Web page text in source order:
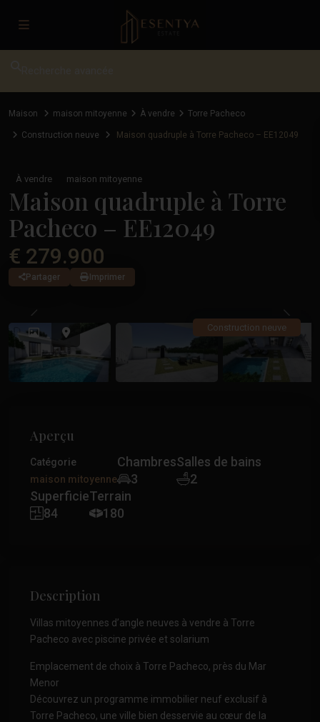
Maison maison mitoyenne À vendre Torre Pacheco
Construction neuve Maison quadruple à Torre Pacheco – EE12049
À vendre maison mitoyenne
Maison quadruple à Torre
Pacheco – EE12049
€ 279.900
Partager Imprimer
Construction neuve
Précédent
Aperçu
Catégorie
maison mitoyenne
Chambres
3
Salles de bains
2
Superficie
84
Terrain
180
Description
Villas mitoyennes d’angle neuves à vendre à Torre
Pacheco avec piscine privée et solarium
Emplacement de choix à Torre Pacheco, près du Mar
Menor
Découvrez un programme immobilier neuf exclusif à
Torre Pacheco, une ville bien desservie au cœur de la